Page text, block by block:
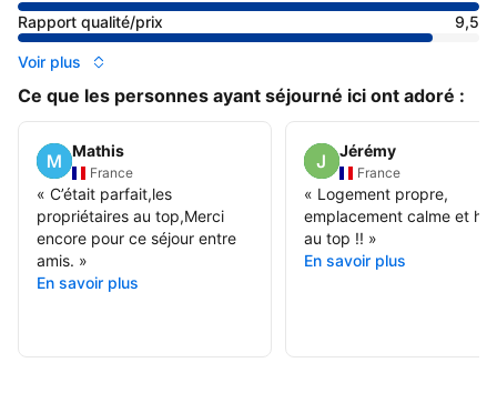
Rapport qualité/prix
9,5
Voir plus
Ce que les personnes ayant séjourné ici ont adoré :
Mathis
France
« C’était parfait,les
propriétaires au top,Merci
encore pour ce séjour entre
amis. »
En savoir plus
Jérémy
France
« Logement propre,
emplacement calme et
au top !! »
En savoir plus